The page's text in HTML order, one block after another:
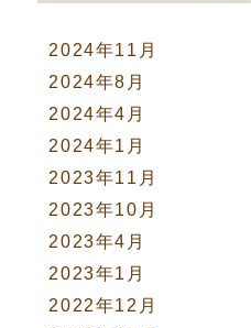
2024年11月
2024年8月
2024年4月
2024年1月
2023年11月
2023年10月
2023年4月
2023年1月
2022年12月